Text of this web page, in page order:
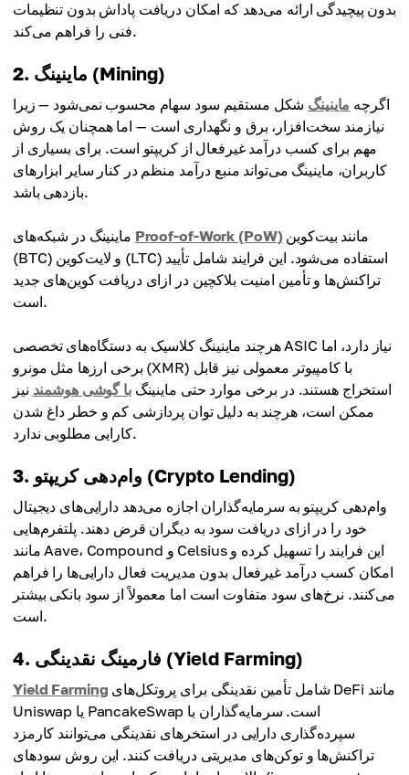
بدون پیچیدگی ارائه می‌دهد که امکان دریافت پاداش بدون تنظیمات
فنی را فراهم می‌کند.
2. ماینینگ (Mining)
اگرچه ماینینگ شکل مستقیم سود سهام محسوب نمی‌شود — زیرا
نیازمند سخت‌افزار، برق و نگهداری است — اما همچنان یک روش
مهم برای کسب درآمد غیرفعال از کریپتو است. برای بسیاری از
کاربران، ماینینگ می‌تواند منبع درآمد منظم در کنار سایر ابزارهای
بازدهی باشد.
Proof-of-Work (PoW)
(BTC) و لایت‌کوین (LTC) استفاده می‌شود. این فرایند شامل تأیید
تراکنش‌ها و تأمین امنیت بلاکچین در ازای دریافت کوین‌های جدید
است.
هرچند ماینینگ کلاسیک به دستگاه‌های تخصصی ASIC نیاز دارد، اما
برخی ارزها مثل مونرو (XMR) با کامپیوتر معمولی نیز قابل
استخراج هستند. در برخی موارد حتی ماینینگبا گوشی هوشمند نیز
ممکن است، هرچند به دلیل توان پردازشی کم و خطر داغ شدن
کارایی مطلوبی ندارد.
3. وام‌دهی کریپتو (Crypto Lending)
وام‌دهی کریپتو به سرمایه‌گذاران اجازه می‌دهد دارایی‌های دیجیتال
خود را در ازای دریافت سود به دیگران قرض دهند. پلتفرم‌هایی
مانند Aave، Compound و Celsius این فرایند را تسهیل کرده و
امکان کسب درآمد غیرفعال بدون مدیریت فعال دارایی‌ها را فراهم
می‌کنند. نرخ‌های سود متفاوت است اما معمولاً از سود بانکی بیشتر
است.
4. فارمینگ نقدینگی (Yield Farming)
Yield Farming
Uniswap یا PancakeSwap است. سرمایه‌گذاران با
سپرده‌گذاری دارایی در استخرهای نقدینگی می‌توانند کارمزد
تراکنش‌ها و توکن‌های مدیریتی دریافت کنند. این روش سودهای